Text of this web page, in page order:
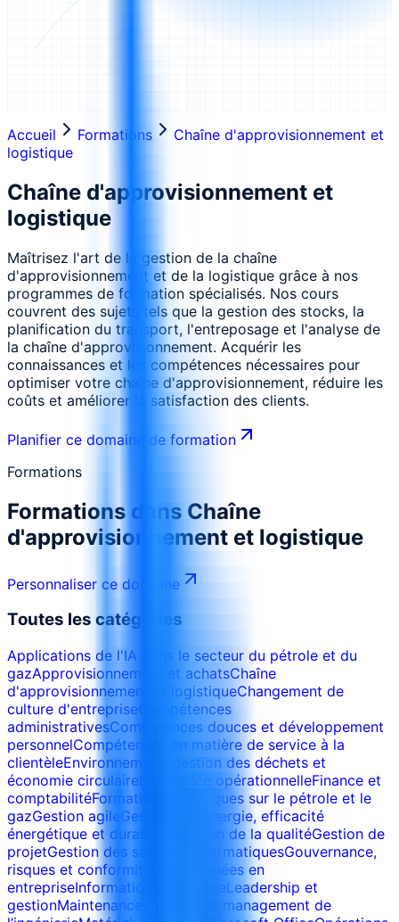
Accueil Formations
Chaîne d'approvisionnement et
logistique
Chaîne d'approvisionnement et
logistique
Maîtrisez l'art de la gestion de la chaîne
d'approvisionnement et de la logistique grâce à nos
programmes de formation spécialisés. Nos cours
couvrent des sujets tels que la gestion des stocks, la
planification du transport, l'entreposage et l'analyse de
la chaîne d'approvisionnement. Acquérir les
connaissances et les compétences nécessaires pour
optimiser votre chaîne d'approvisionnement, réduire les
coûts et améliorer la satisfaction des clients.
Planifier ce domaine de formation
Formations
Formations dans Chaîne
d'approvisionnement et logistique
Personnaliser ce domaine
Toutes les catégories
Applications de l'IA dans le secteur du pétrole et du
gazApprovisionnement et achatsChaîne
d'approvisionnement et logistiqueChangement de
culture d'entrepriseCompétences
administrativesCompétences douces et développement
personnelCompétences en matière de service à la
clientèleEnvironnement, gestion des déchets et
économie circulaire Excellence opérationnelleFinance et
comptabilitéFormations techniques sur le pétrole et le
gazGestion agile Gestion de l’énergie, efficacité
énergétique et durabilité
Gestion de la qualitéGestion de
projetGestion des services informatiquesGouvernance,
risques et conformité
IA et données en
entrepriseInformatique en nuageLeadership et
gestionMaintenance, fiabilité et management de